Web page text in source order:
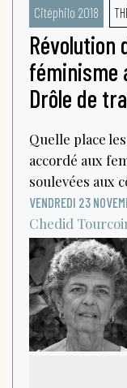
Citéphilo 2018
Révolution
féminisme
Drôle de
Quelle place
accordé aux
soulevées aux
VENDREDI 23
Chedid